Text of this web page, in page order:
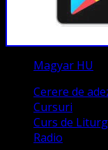
Magyar HU
Cerere de
Cursuri
Curs de
Radio